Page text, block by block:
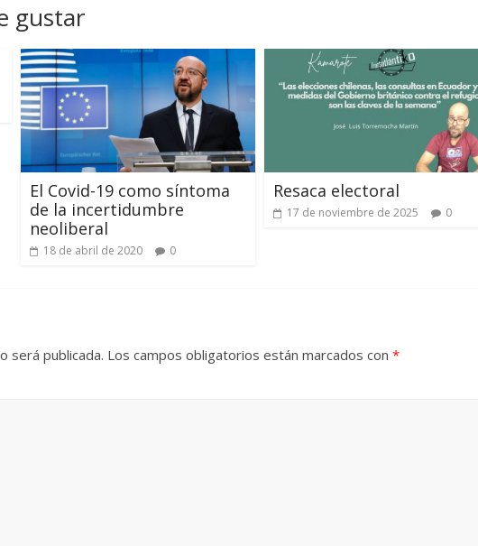
gustar
El Covid-19 como síntoma
de la incertidumbre
neoliberal
18 de abril de 2020 0
Resaca electoral
17 de noviembre de 2025 0
será publicada. Los campos obligatorios están marcados con *